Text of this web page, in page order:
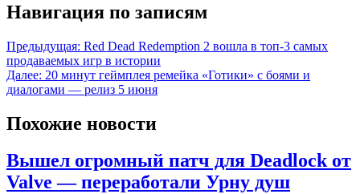
Навигация по записям
Предыдущая: Red Dead Redemption 2 вошла в топ-3 самых
продаваемых игр в истории
Далее: 20 минут геймплея ремейка «Готики» с боями и
диалогами — релиз 5 июня
Похожие новости
Вышел огромный патч для Deadlock от
Valve — переработали Урну душ